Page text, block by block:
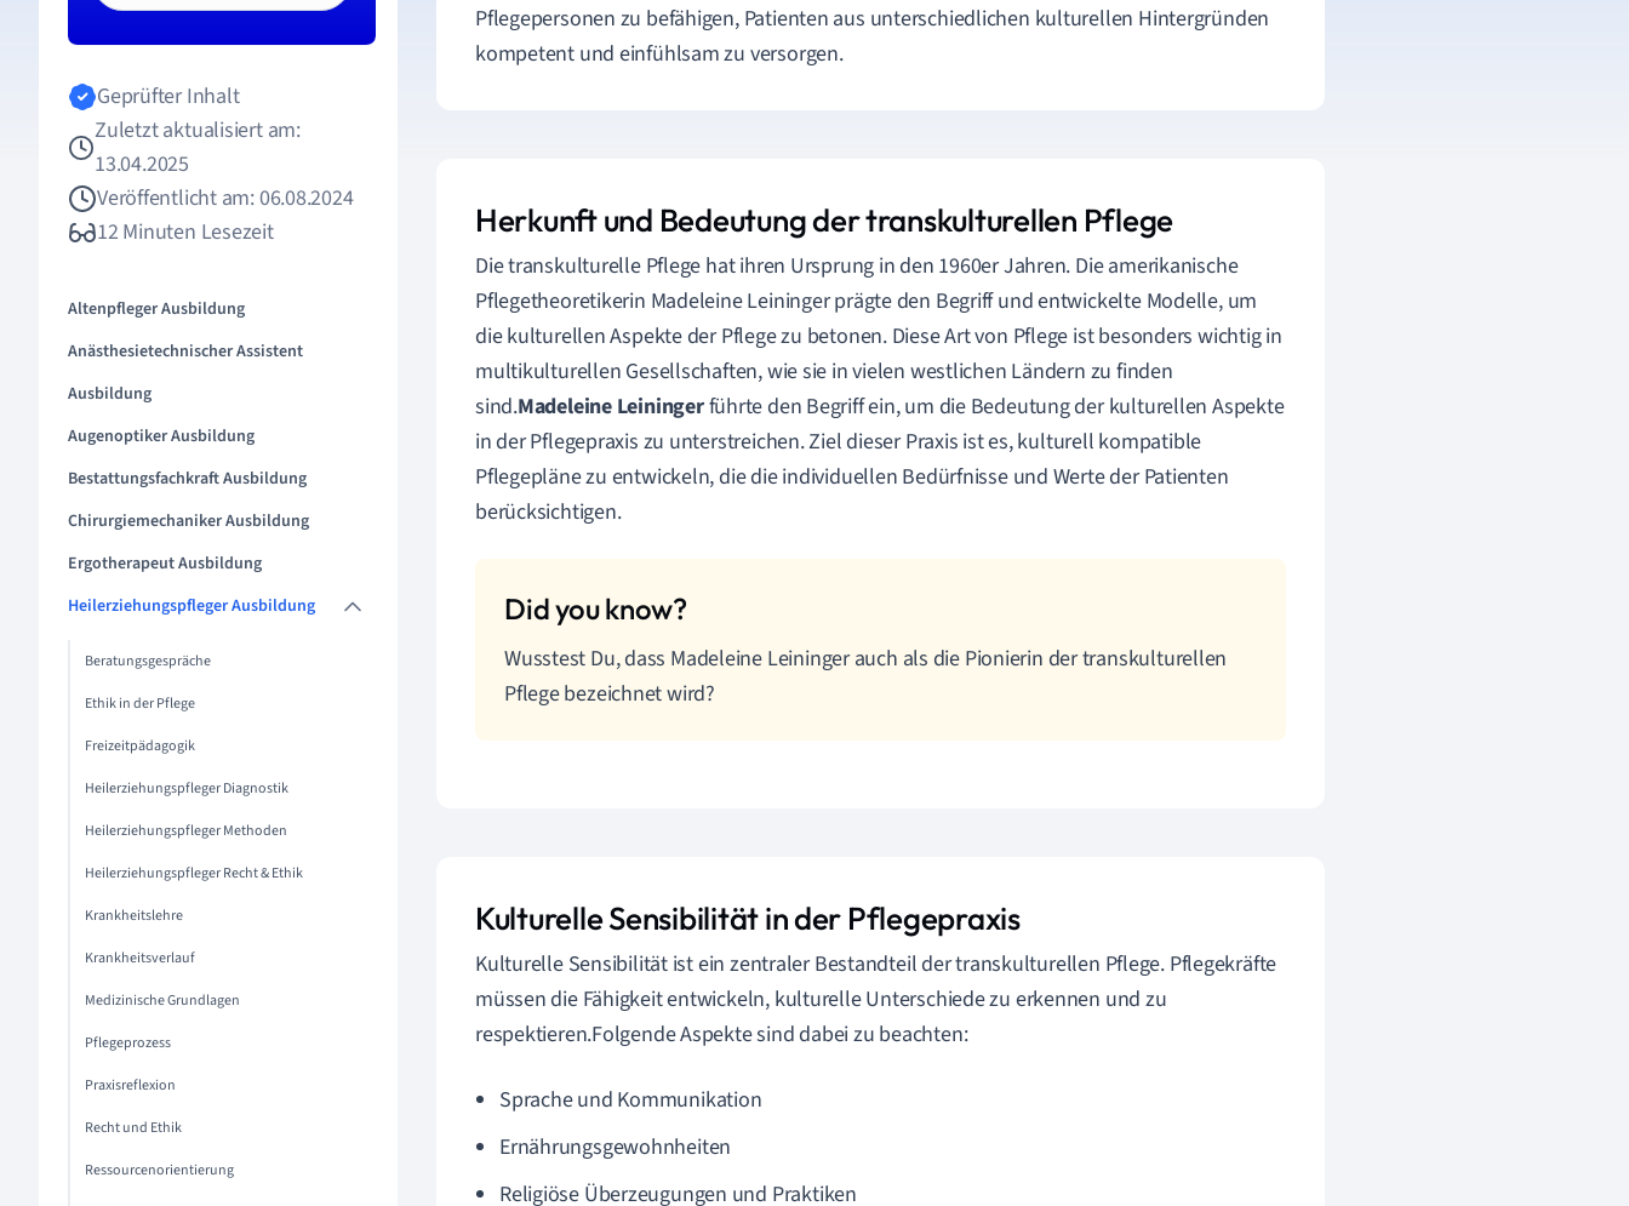
Geprüfter Inhalt
Zuletzt aktualisiert am:
13.04.2025
Veröffentlicht am: 06.08.2024
12 Minuten Lesezeit
Altenpfleger Ausbildung
Anästhesietechnischer Assistent
Ausbildung
Augenoptiker Ausbildung
Bestattungsfachkraft Ausbildung
Chirurgiemechaniker Ausbildung
Ergotherapeut Ausbildung
Heilerziehungspfleger Ausbildung
Beratungsgespräche
Ethik in der Pflege
Freizeitpädagogik
Heilerziehungspfleger Diagnostik
Heilerziehungspfleger Methoden
Heilerziehungspfleger Recht & Ethik
Krankheitslehre
Krankheitsverlauf
Medizinische Grundlagen
Pflegeprozess
Praxisreflexion
Recht und Ethik
Ressourcenorientierung
Pflegepersonen zu befähigen, Patienten aus unterschiedlichen kulturellen Hintergründen
kompetent und einfühlsam zu versorgen.
Herkunft und Bedeutung der transkulturellen Pflege
Die transkulturelle Pflege hat ihren Ursprung in den 1960er Jahren. Die amerikanische
Pflegetheoretikerin Madeleine Leininger prägte den Begriff und entwickelte Modelle, um
die kulturellen Aspekte der Pflege zu betonen. Diese Art von Pflege ist besonders wichtig in
multikulturellen Gesellschaften, wie sie in vielen westlichen Ländern zu finden
sind.Madeleine Leiningerführte den Begriff ein, um die Bedeutung der kulturellen Aspekte
in der Pflegepraxis zu unterstreichen. Ziel dieser Praxis ist es, kulturell kompatible
Pflegepläne zu entwickeln, die die individuellen Bedürfnisse und Werte der Patienten
berücksichtigen.
Wusstest Du, dass Madeleine Leininger auch als die Pionierin der transkulturellen
Pflege bezeichnet wird?
Kulturelle Sensibilität in der Pflegepraxis
Kulturelle Sensibilität ist ein zentraler Bestandteil der transkulturellen Pflege. Pflegekräfte
müssen die Fähigkeit entwickeln, kulturelle Unterschiede zu erkennen und zu
respektieren.Folgende Aspekte sind dabei zu beachten:
Sprache und Kommunikation
Ernährungsgewohnheiten
Religiöse Überzeugungen und Praktiken